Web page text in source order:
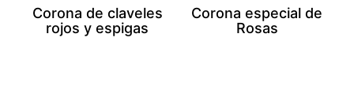
Corona de claveles
rojos y espigas
Corona especial de
Rosas